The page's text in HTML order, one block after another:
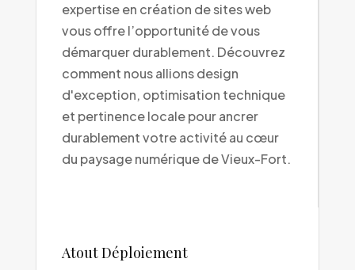
expertise en création de sites web
vous offre l’opportunité de vous
démarquer durablement. Découvrez
comment nous allions design
d'exception, optimisation technique
et pertinence locale pour ancrer
durablement votre activité au cœur
du paysage numérique de Vieux-Fort.
Atout Déploiement